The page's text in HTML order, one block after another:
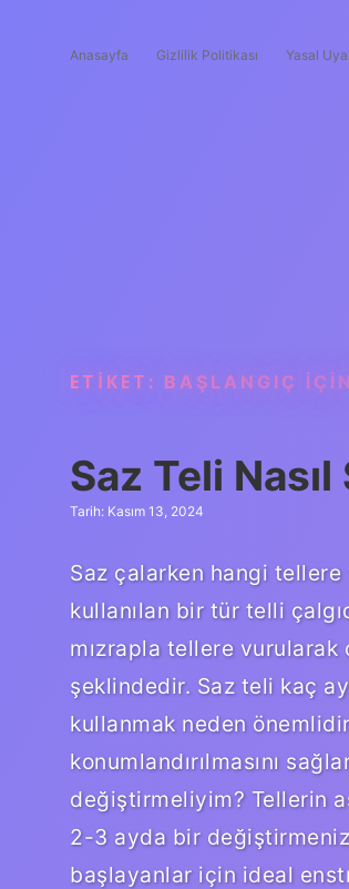
Anasayfa Gizlilik Politikası Yasal
ETIKET: BAŞLANGIÇ
Saz Teli
Tarih: Kasım 13, 2024
Saz çalarken hangi
kullanılan bir tür telli
mızrapla tellere vurularak
şeklindedir. Saz teli kaç
kullanmak neden
konumlandırılmasını
değiştirmeliyim? Tellerin
2-3 ayda bir değiştirmeniz
başlayanlar için ideal